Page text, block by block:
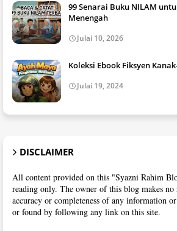
99 Senarai Buku NILAM
Menengah
Julai 10, 2026
Koleksi Ebook Fiksyen
Julai 19, 2024
DISCLAIMER
All content provided on this "Syazni Rahim
reading only. The owner of this blog makes no
accuracy or completeness of any information
or found by following any link on this site.